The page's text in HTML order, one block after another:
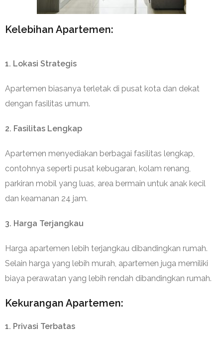
Kelebihan Apartemen:
1. Lokasi Strategis
Apartemen biasanya terletak di pusat kota dan dekat
dengan fasilitas umum.
2. Fasilitas Lengkap
Apartemen menyediakan berbagai fasilitas lengkap,
contohnya seperti pusat kebugaran, kolam renang,
parkiran mobil yang luas, area bermain untuk anak kecil
dan keamanan 24 jam.
3. Harga Terjangkau
Harga apartemen lebih terjangkau dibandingkan rumah.
Selain harga yang lebih murah, apartemen juga memiliki
biaya perawatan yang lebih rendah dibandingkan rumah.
Kekurangan Apartemen:
1. Privasi Terbatas